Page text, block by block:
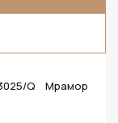
Q Мрамор